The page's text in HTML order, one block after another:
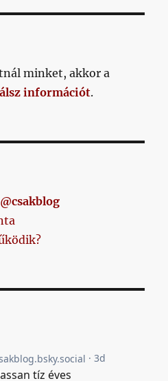
minket, akkor a
információt.
@csakblog